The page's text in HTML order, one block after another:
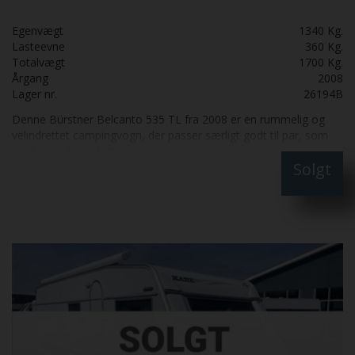
Egenvægt
1340 Kg.
Lasteevne
360 Kg.
Totalvægt
1700 Kg.
Årgang
2008
Lager nr.
26194B
Denne Bürstner Belcanto 535 TL fra 2008 er en rummelig og
opbevaringsplads. Forrest i vognen finder man en hyggelig
rundsiddegruppe med opbevaringsrum under sæderne. Her er
der god plads til både afslapning, måltider og hyggelige aftener.
håndvask, arbejdslys og stikkontakter til køkkenapparater.
Derudover er der to integrerede affaldsspande og et stort
Dometic-køleskab på 150 liter, inklusive en fryseboks på 26 liter.
Soveafdelingen har to komfortable enkeltsenge med
opbevaringsplads under sengene. Serviceklapper på begge sider
giver nem adgang til opbevaringen udefra. Et gardin gør det
muligt at adskille soveafdelingen fra resten af vognen.
Solgt